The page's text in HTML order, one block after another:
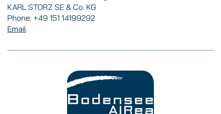
KARL STORZ SE & Co. KG
Phone: +49 151 14199292
Email